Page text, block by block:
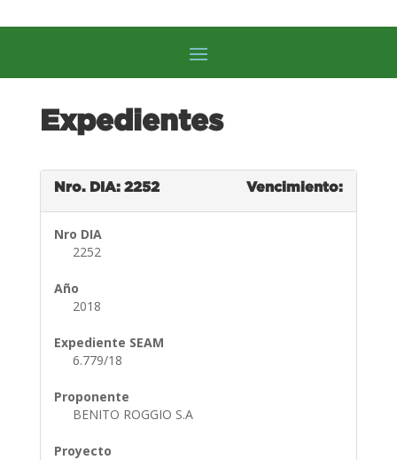
Expedientes
Nro. DIA: 2252 Vencimiento:
Nro DIA
2252
Año
2018
Expediente SEAM
6.779/18
Proponente
BENITO ROGGIO S.A
Proyecto